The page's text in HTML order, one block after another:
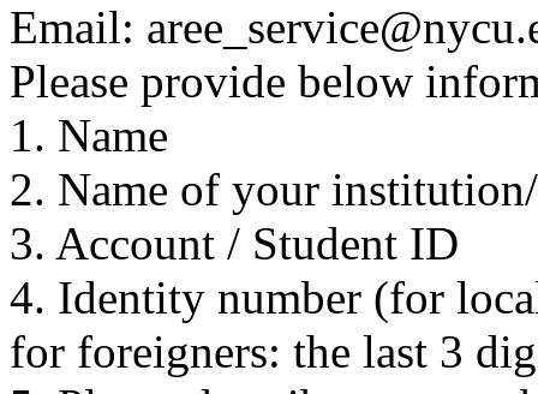
Email:
Please provide below
1. Name
2. Name of your
3. Account / Student ID
4. Identity number (for
for foreigners: the last 3